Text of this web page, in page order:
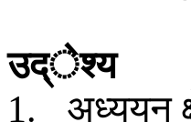
उद्ेश्य
1. अध्ययन